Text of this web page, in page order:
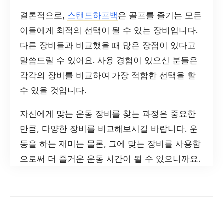
결론적으로, 스탠드하프백은 골프를 즐기는 모든
이들에게 최적의 선택이 될 수 있는 장비입니다.
다른 장비들과 비교했을 때 많은 장점이 있다고
말씀드릴 수 있어요. 사용 경험이 있으신 분들은
각각의 장비를 비교하여 가장 적합한 선택을 할
수 있을 것입니다.
자신에게 맞는 운동 장비를 찾는 과정은 중요한
만큼, 다양한 장비를 비교해보시길 바랍니다. 운
동을 하는 재미는 물론, 그에 맞는 장비를 사용함
으로써 더 즐거운 운동 시간이 될 수 있으니까요.